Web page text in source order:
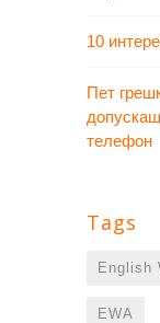
10
Пет
телефон
Tags
English
EWA